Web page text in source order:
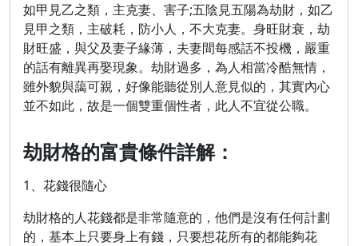
如甲見乙之類，主克妻、害子;五陰見五陽為劫財，如乙
見甲之類，主破耗，防小人，不大克妻。身旺財衰，劫
財旺盛，與父及妻子緣薄，夫妻間每感話不投機，嚴重
的話有離異再娶現象。劫財過多，為人相當冷酷無情，
雖外貌與藹可親，好像能聽從別人意見似的，其實內心
並不如此，故是一個雙重個性者，此人不宜從公職。
劫財格的富貴條件詳解：
1、花錢很隨心
劫財格的人花錢都是非常隨意的，他們是沒有任何計劃
的，基本上只要身上有錢，只要想花所有的都能夠花